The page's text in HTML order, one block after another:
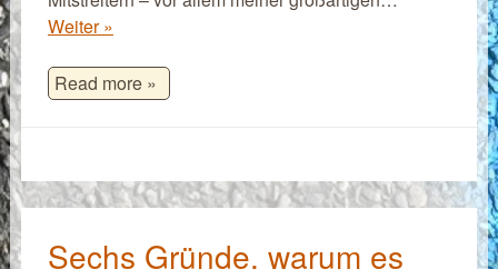
Weiter »
Read more »
Sechs Gründe, warum es